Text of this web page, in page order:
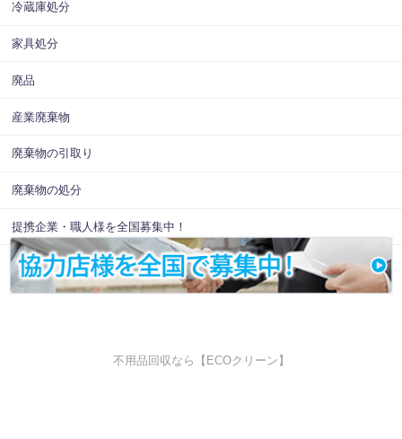
冷蔵庫処分
家具処分
廃品
産業廃棄物
廃棄物の引取り
廃棄物の処分
提携企業・職人様を全国募集中！
不用品回収なら【ECOクリーン】